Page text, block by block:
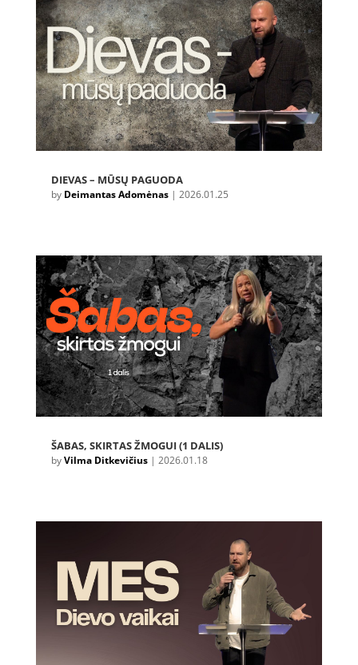
DIEVAS – MŪSŲ PAGUODA
by Deimantas Adomėnas| 2026.01.25
ŠABAS, SKIRTAS ŽMOGUI (1 DALIS)
byVilma Ditkevičius| 2026.01.18